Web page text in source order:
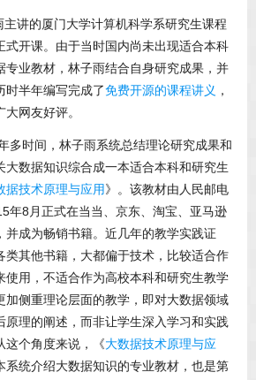
讲的厦门大学计算机科学系研究生课程
式开课。由于当时国内尚未出现适合本科
专业教材，林子雨结合自身研究成果，并
时半年编写完成了免费开源的课程讲义 ，
网友好评。
多时间，林子雨系统总结理论研究成果和
大数据知识综合成一本适合本科和研究生
据技术原理与应用》。该教材由人民邮电
年8月正式在当当、京东、淘宝、亚马逊
并成为畅销书籍。近几年的教学实践证
类其他书籍，大都偏于技术，比较适合作
使用，不适合作为高校本科和研究生教学
加侧重理论层面的教学，即对大数据领域
原理的阐述，而非让学生深入学习和实践
这个角度来说，《大数据技术原理与应
系统介绍大数据知识的专业教材，也是第